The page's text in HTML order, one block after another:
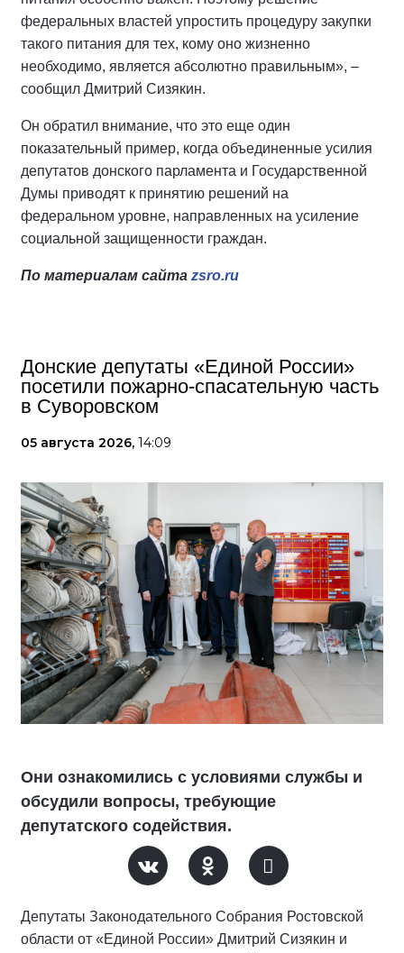
федеральных властей упростить процедуру закупки
такого питания для тех, кому оно жизненно
необходимо, является абсолютно правильным», –
сообщил Дмитрий Сизякин.
Он обратил внимание, что это еще один
показательный пример, когда объединенные усилия
депутатов донского парламента и Государственной
Думы приводят к принятию решений на
федеральном уровне, направленных на усиление
социальной защищенности граждан.
По материалам сайта zsro.ru
Донские депутаты «Единой России»
посетили пожарно-спасательную часть
в Суворовском
05 августа 2026, 14:09
Они ознакомились с условиями службы и
обсудили вопросы, требующие
депутатского содействия.
Депутаты Законодательного Собрания Ростовской
области от «Единой России» Дмитрий Сизякин и